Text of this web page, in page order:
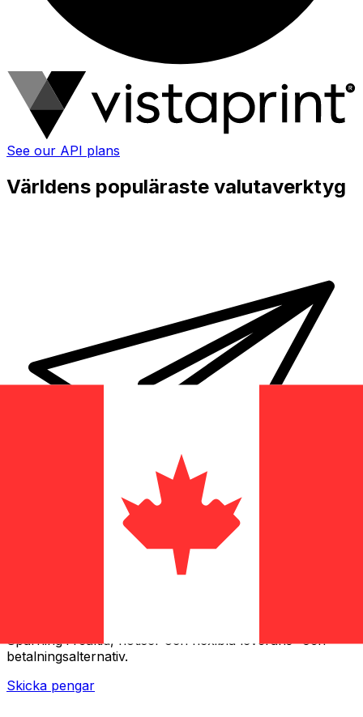
See our API plans
Världens populäraste valutaverktyg
Spårning i realtid, notiser och flexibla leverans- och
betalningsalternativ.
Skicka pengar